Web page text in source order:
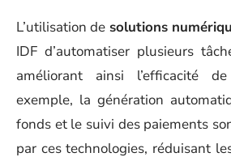
L’utilisation de solutions
IDF d’automatiser plusieurs
améliorant ainsi l’efficacité
exemple, la génération
fonds et le suivi des paiements
par ces technologies, réduisant